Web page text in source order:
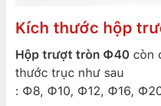
Kích thước hộp
Hộp trượt tròn Ф40 còn
thước trục như sau
: Ф8, Ф10, Ф12, Ф16,